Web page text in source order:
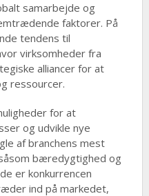
samarbejde og
faktorer. På
tendens til
virksomheder fra
alliancer for at
ressourcer.
for at
og udvikle nye
af branchens mest
bæredygtighed og
er konkurrencen
ind på markedet,